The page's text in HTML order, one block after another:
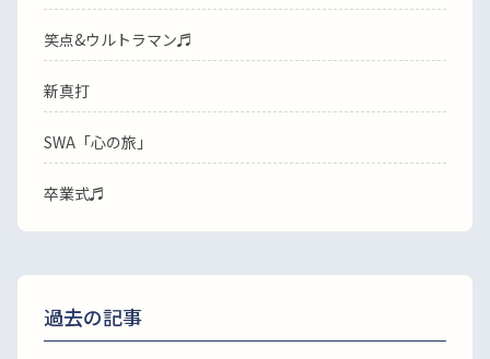
笑点&ウルトラマン♬
新真打
SWA「心の旅」
卒業式♬
過去の記事